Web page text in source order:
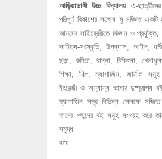
আড়িয়াডাঙ্গী উচ্চ বিদ্যালয় এ-
পরিপূর্ণ বিকাশের লক্ষ্যে সু-সজ্জিত একটি
আমদের লাইব্রেরীতে বিজ্ঞান ও প্রযুক্তি,
সাহিত্য-সংস্কৃতি, উপন্যাস, আইন,
ছড়া, কবিতা, রান্না, চিকিৎসা,
শিক্ষা, শিল্প, ম্যাগাজিন, জার্নাল সমূহ
ইংরেজী ও অন্যান্য ভাষার দুষ্প্রাপ্য
ম্যাগাজিন সমূহ বিভিন্ন সেলফে সজ্জিত
তাদের পছন্দের বই সমুহ সংগ্রহ করে
সমৃদ্ধ